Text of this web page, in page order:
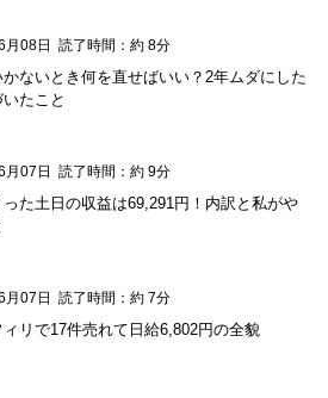
月08日 読了時間：約 8分
かないとき何を直せばいい？2年ムダにした
たこと
月07日 読了時間：約 9分
た土日の収益は69,291円！内訳と私がや
月07日 読了時間：約 7分
リで17件売れて日給6,802円の全貌